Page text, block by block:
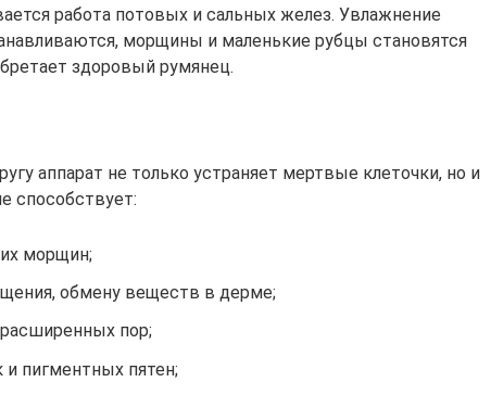
работа потовых и сальных желез. Увлажнение
морщины и маленькие рубцы становятся
здоровый румянец.
аппарат не только устраняет мертвые клеточки, но и
способствует:
морщин;
обмену веществ в дерме;
пор;
пигментных пятен;